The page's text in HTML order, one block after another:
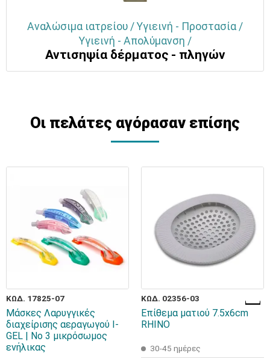
Αναλώσιμα ιατρείου / Υγιεινή - Προστασία /
Υγιεινή - Απολύμανση /
Αντισηψία δέρματος - πληγών
Οι πελάτες αγόρασαν επίσης
ΚΩΔ. 17825-07
Μάσκες Λαρυγγικές
διαχείρισης αεραγωγού I-
GEL | No 3 μικρόσωμος
ενήλικας
ΚΩΔ. 02356-03
Επίθεμα ματιού 7.5x6cm
RHINO
30-45 ημέρες